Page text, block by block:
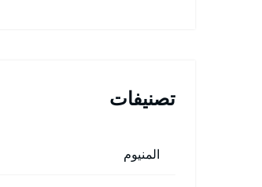
تصنيفات
المنيوم